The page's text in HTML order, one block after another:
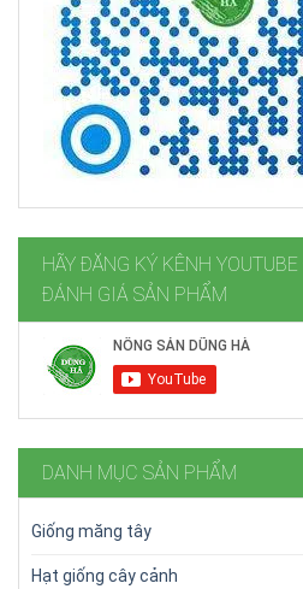
HÃY ĐĂNG KÝ KÊNH
ĐÁNH GIÁ SẢN PHẨM
DANH MỤC SẢN PHẨM
Giống măng tây
Hạt giống cây cảnh